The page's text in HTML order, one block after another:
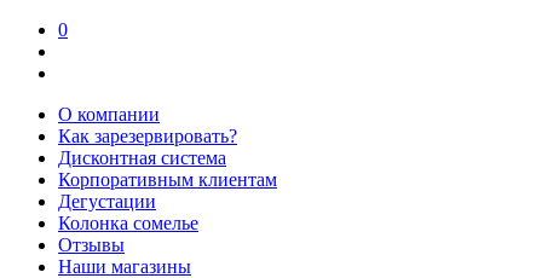
0
О компании
Как зарезервировать?
Дисконтная система
Корпоративным клиентам
Дегустации
Колонка сомелье
Отзывы
Наши магазины